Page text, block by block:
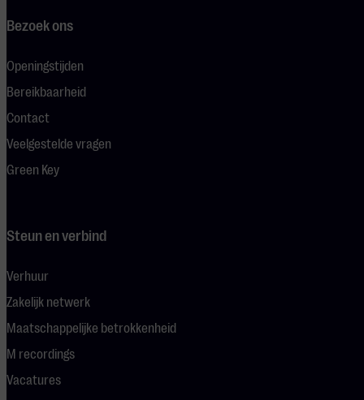
Bezoek ons
Openingstijden
Bereikbaarheid
Contact
Veelgestelde vragen
Green Key
Steun en verbind
Verhuur
Zakelijk netwerk
Maatschappelijke betrokkenheid
M recordings
Vacatures